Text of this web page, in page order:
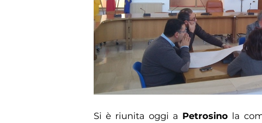
Si è riunita oggi a Petrosinola